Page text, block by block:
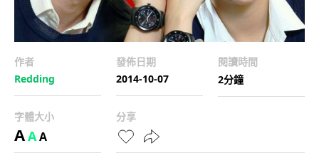
作者
Redding
發佈日期
2014-10-07
閱讀時間
2分鐘
字體大小
AAA
分享